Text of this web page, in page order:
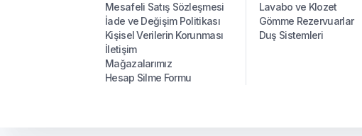
Mesafeli Satış Sözleşmesi
İade ve Değişim Politikası
Kişisel Verilerin Korunması
İletişim
Mağazalarımız
Hesap Silme Formu
Lavabo ve Klozet
Gömme Rezervuarlar
Duş Sistemleri